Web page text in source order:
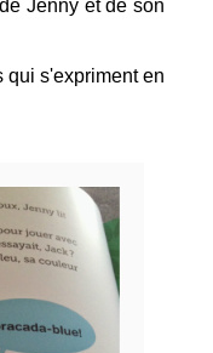
Jenny et de son
qui s'expriment en